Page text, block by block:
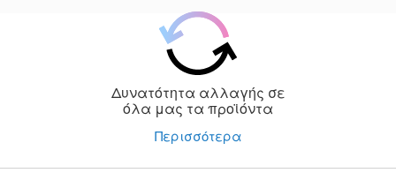
Δυνατότητα αλλαγής σε
όλα μας τα προϊόντα
Περισσότερα